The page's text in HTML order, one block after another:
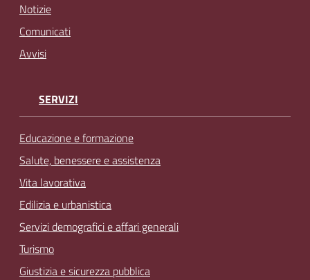
Notizie
Comunicati
Avvisi
SERVIZI
Educazione e formazione
Salute, benessere e assistenza
Vita lavorativa
Edilizia e urbanistica
Servizi demografici e affari generali
Turismo
Giustizia e sicurezza pubblica